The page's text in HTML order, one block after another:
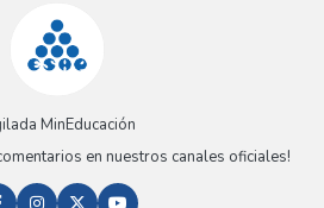
MinEducación
en nuestros canales oficiales!